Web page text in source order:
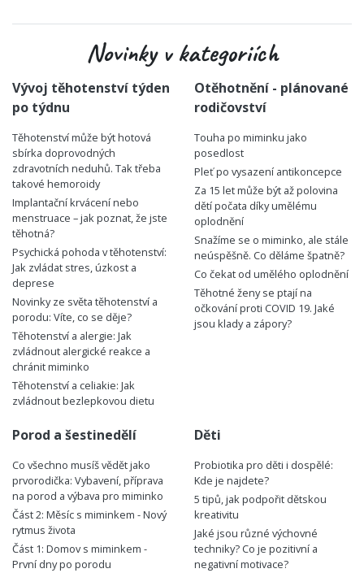
Novinky v kategoriích
Vývoj těhotenství týden
po týdnu
Těhotenství může být hotová
sbírka doprovodných
zdravotních neduhů. Tak třeba
takové hemoroidy
Implantační krvácení nebo
menstruace – jak poznat, že jste
těhotná?
Psychická pohoda v těhotenství:
Jak zvládat stres, úzkost a
deprese
Novinky ze světa těhotenství a
porodu: Víte, co se děje?
Těhotenství a alergie: Jak
zvládnout alergické reakce a
chránit miminko
Těhotenství a celiakie: Jak
zvládnout bezlepkovou dietu
Otěhotnění - plánované
rodičovství
Touha po miminku jako
posedlost
Pleť po vysazení antikoncepce
Za 15 let může být až polovina
dětí počata díky umělému
oplodnění
Snažíme se o miminko, ale stále
neúspěšně. Co děláme špatně?
Co čekat od umělého oplodnění
Těhotné ženy se ptají na
očkování proti COVID 19. Jaké
jsou klady a zápory?
Porod a šestinedělí
Co všechno musíš vědět jako
prvorodička: Vybavení, příprava
na porod a výbava pro miminko
Část 2: Měsíc s miminkem - Nový
rytmus života
Část 1: Domov s miminkem -
První dny po porodu
Děti
Probiotika pro děti i dospělé:
Kde je najdete?
5 tipů, jak podpořit dětskou
kreativitu
Jaké jsou různé výchovné
techniky? Co je pozitivní a
negativní motivace?